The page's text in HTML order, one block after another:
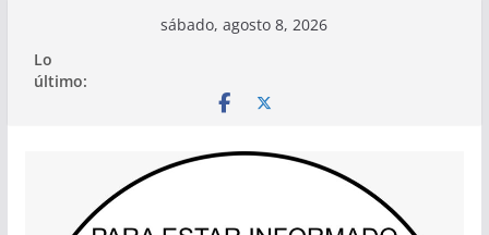
contenido
sábado, agosto 8, 2026
Lo
último: